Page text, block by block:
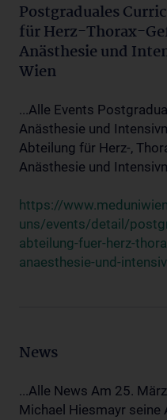
Postgraduales
für Herz-Thorax-
Anästhesie und
Wien
...Alle Events
Anästhesie und
Abteilung für Herz-,
Anästhesie und
https://
uns/events/detail/
abteilung-fuer-herz-
anaesthesie-und-
News
...Alle News Am 25.
Michael Hiesmayr seine